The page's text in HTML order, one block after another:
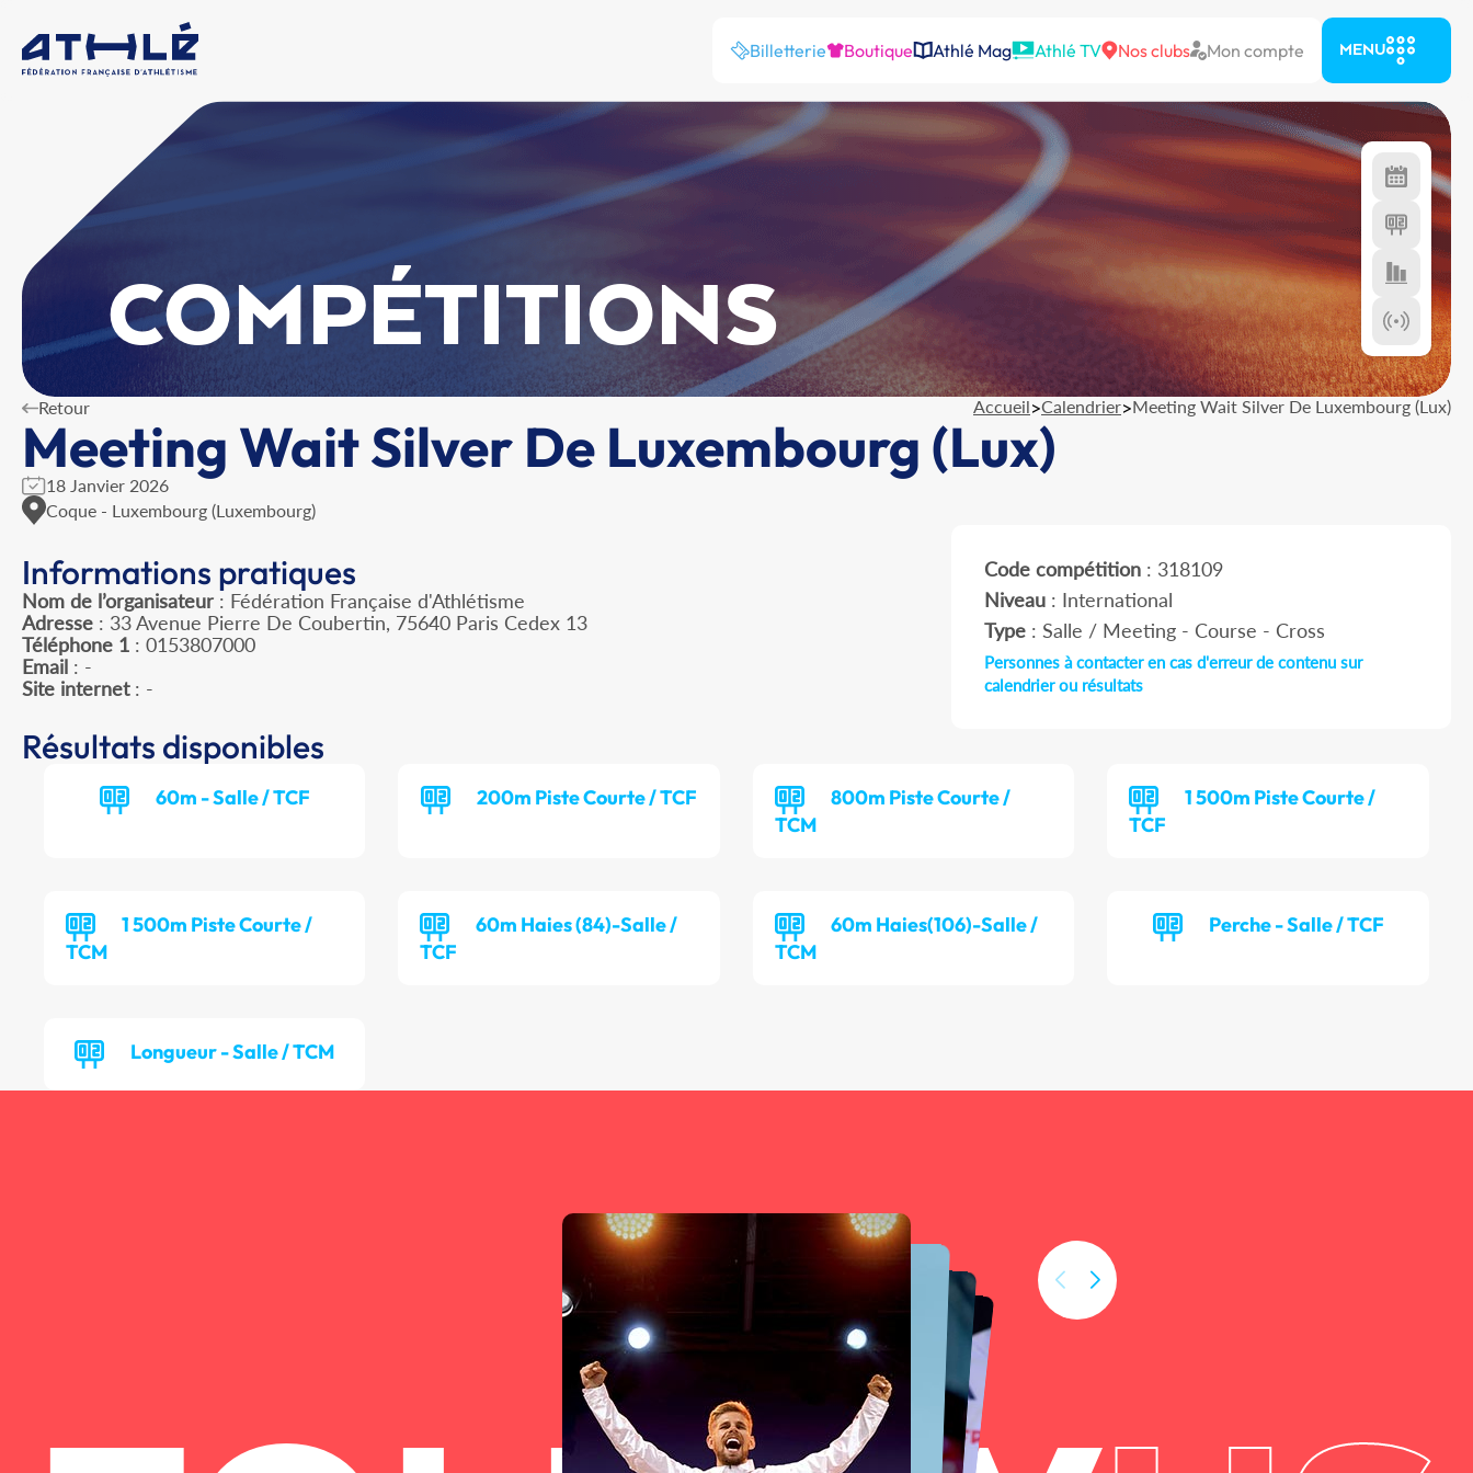
Billetterie Boutique Athlé Mag Athlé TV Nos clubs Mon compte MENU
COMPÉTITIONS
Retour Accueil>Calendrier>Meeting Wait Silver De Luxembourg (Lux)
Meeting Wait Silver De Luxembourg (Lux)
18 Janvier 2026
Coque - Luxembourg (Luxembourg)
Informations pratiques
Nom de l’organisateur : Fédération Française d'Athlétisme
Adresse : 33 Avenue Pierre De Coubertin, 75640 Paris Cedex 13
Téléphone 1 : 0153807000
Email : -
Site internet: -
Code compétition: 318109
Niveau: International
Type: Salle / Meeting - Course - Cross
Personnes à contacter en cas d'erreur de contenu sur
calendrier ou résultats
Résultats disponibles
60m - Salle / TCF 200m Piste Courte / TCF
800m Piste Courte /
TCM
1 500m Piste Courte /
TCF
1 500m Piste Courte /
TCM
60m Haies (84)-Salle /
TCF
60m Haies(106)-Salle /
TCM
Perche - Salle / TCF
Longueur - Salle / TCM